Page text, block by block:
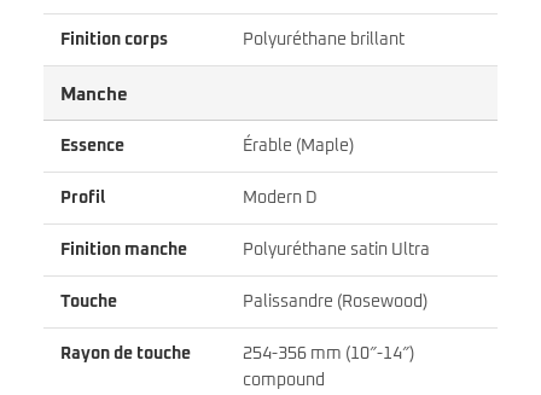
Finition corps Polyuréthane brillant
Manche
Essence Érable (Maple)
Profil Modern D
Finition manche Polyuréthane satin Ultra
Touche Palissandre (Rosewood)
Rayon de touche
254-356 mm (10″-14″)
compound